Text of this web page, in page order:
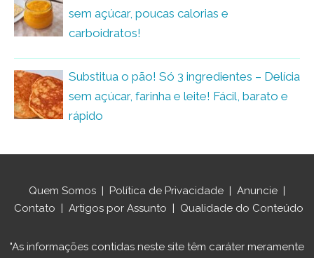
sem açúcar, poucas calorias e
carboidratos!
Substitua o pão! Só 3 ingredientes – Delícia
sem açúcar, farinha e leite! Fácil, barato e
rápido
Quem Somos Política de Privacidade Anuncie
Contato
Artigos por Assunto Qualidade do Conteúdo
"As informações contidas neste site têm caráter meramente